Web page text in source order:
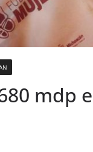
mdp